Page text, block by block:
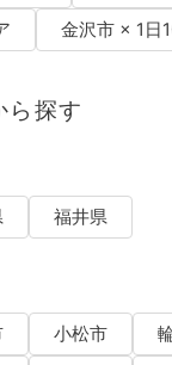
金沢市 × 1日
ら探す
福井県
小松市